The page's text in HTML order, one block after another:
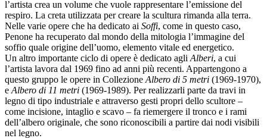
Media
Organizza
il
tuo
evento
Amministrazione
trasparente
Whistleblowing
Sostieni
il
museo
EN
l’artista crea un volume che vuole rappresentare l’emissione del
respiro. La creta utilizzata per creare la scultura rimanda alla terra.
Nelle varie opere che ha dedicato ai Soffi, come in questo caso,
Penone ha recuperato dal mondo della mitologia l’immagine del
soffio quale origine dell’uomo, elemento vitale ed energetico.
Un altro importante ciclo di opere è dedicato agli Alberi, a cui
l’artista lavora dal 1969 fino ad anni più recenti. Appartengono a
questo gruppo le opere in Collezione Albero di 5 metri (1969-1970),
e Albero di 11 metri (1969-1989). Per realizzarli parte da travi in
legno di tipo industriale e attraverso gesti propri dello scultore –
come incisione, intaglio e scavo – fa riemergere il tronco e i rami
dell’albero originale, che sono riconoscibili a partire dai nodi visibili
nel legno.